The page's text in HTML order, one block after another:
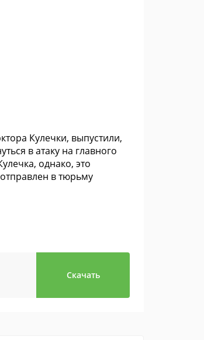
Кулечки, выпустили,
в атаку на главного
однако, это
в тюрьму
Скачать